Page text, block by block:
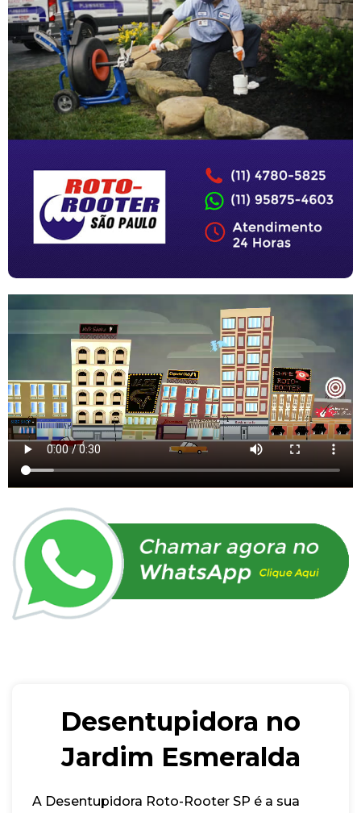
Desentupidora no
Jardim Esmeralda
A Desentupidora Roto-Rooter SP é a sua